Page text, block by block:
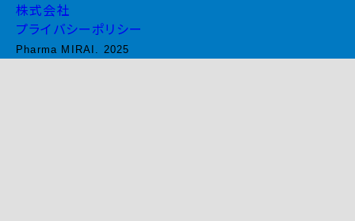
株式会社
プライバシーポリシー
Pharma MIRAI. 2025